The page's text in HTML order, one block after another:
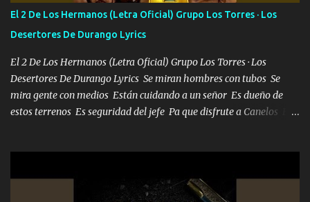
escribiendo y la otra me va a llamar Quiere que vaya a verla y que
la invite a cenar Otras más me están pidiendo que las saque a
bailar Pero es que tengo un par de conciertos más que llenar Se
mueven solo por el interés P...
El 2 De Los Hermanos (Letra Oficial) Grupo Los Torres · Los
Desertores De Durango Lyrics
El 2 De Los Hermanos (Letra Oficial) Grupo Los Torres · Los
Desertores De Durango Lyrics Se miran hombres con tubos Se
mira gente con medios Están cuidando a un señor Es dueño de
estos terrenos Es seguridad del jefe Pa que disfrute a Canelos Es
ni tampoco las mujeres porque es platica de grandes por eso hay
que estar alegres doy las instrucciones para atender los deberes